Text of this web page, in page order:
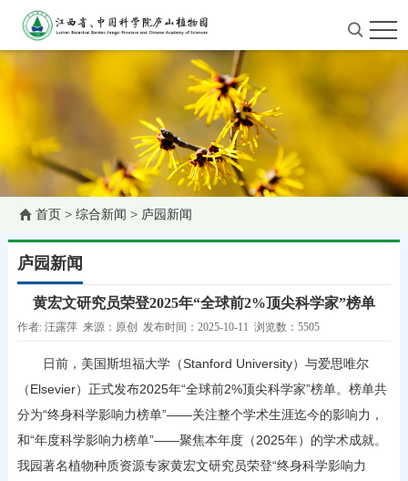
首页> 综合新闻 > 庐园新闻
庐园新闻
黄宏文研究员荣登2025年“全球前2%顶尖科学家”榜单
作者: 汪露萍 来源：原创 发布时间：2025-10-11 浏览数：5505
日前，美国斯坦福大学（Stanford University）与爱思唯尔
（Elsevier）正式发布2025年“全球前2%顶尖科学家”榜单。榜单共
分为“终身科学影响力榜单”——关注整个学术生涯迄今的影响力，
和“年度科学影响力榜单”——聚焦本年度（2025年）的学术成就。
我园著名植物种质资源专家黄宏文研究员荣登“终身科学影响力